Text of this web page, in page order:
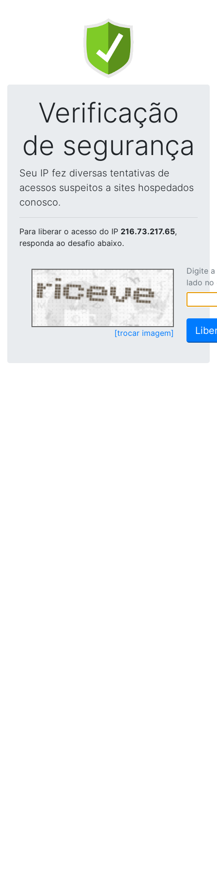
Verificação
de segurança
Seu IP fez diversas tentativas de
acessos suspeitos a sites hospedados
conosco.
Para liberar o acesso do IP 216.73.217.65,
responda ao desafio abaixo.
[trocar imagem]
Digite
lado no